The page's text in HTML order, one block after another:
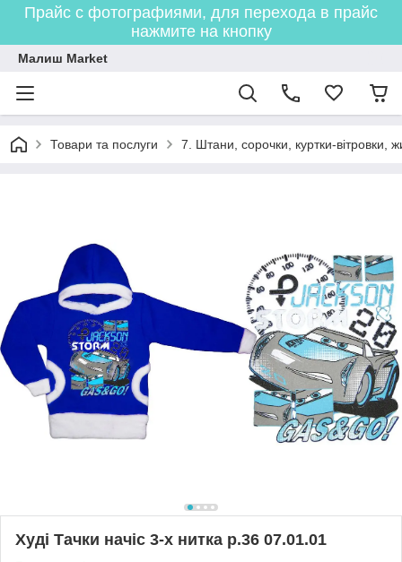
Прайс с фотографиями, для перехода в прайс
нажмите на кнопку
Малиш Market
Товари та послуги 7. Штани, сорочки, куртки-вітровки,
Худі Тачки начіс 3-х нитка р.36 07.01.01